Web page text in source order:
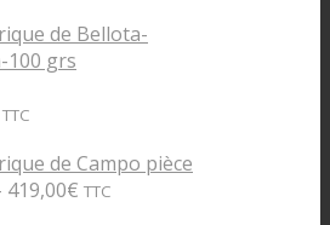
de Bellota-
100 grs
TTC
de Campo pièce
419,00€ TTC